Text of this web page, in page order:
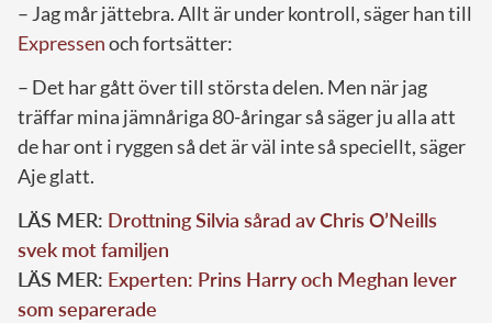
– Jag mår jättebra. Allt är under kontroll, säger han till
Expressenoch fortsätter:
– Det har gått över till största delen. Men när jag
träffar mina jämnåriga 80-åringar så säger ju alla att
de har ont i ryggen så det är väl inte så speciellt, säger
Aje glatt.
LÄS MER: Drottning Silvia sårad av Chris O’Neills
svek mot familjen
LÄS MER: Experten: Prins Harry och Meghan lever
som separerade